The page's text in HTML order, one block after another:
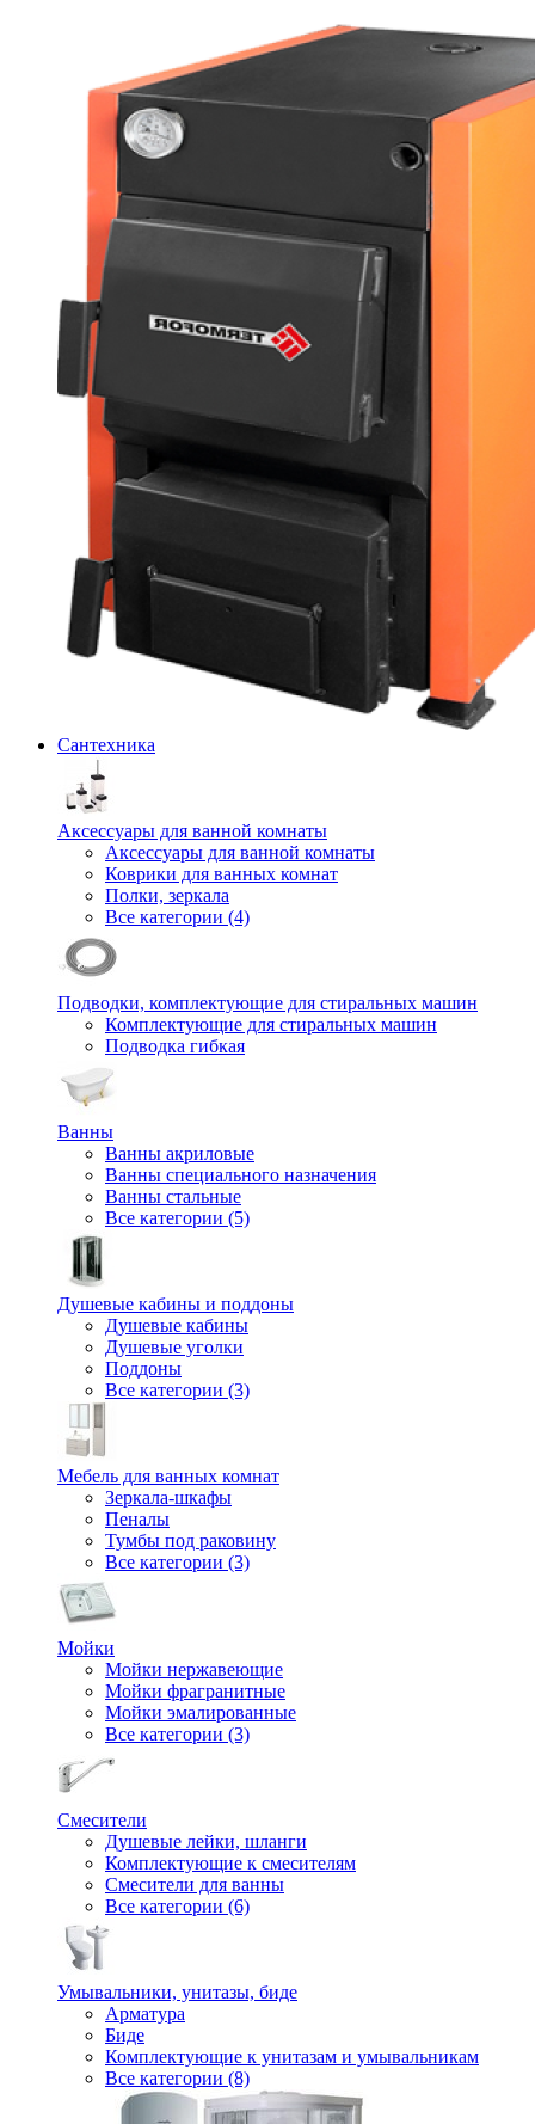
Сантехника
Аксессуары для ванной комнаты
Аксессуары для ванной комнаты
Коврики для ванных комнат
Полки, зеркала
Все категории (4)
Подводки, комплектующие для стиральных машин
Комплектующие для стиральных машин
Подводка гибкая
Ванны
Ванны акриловые
Ванны специального назначения
Ванны стальные
Все категории (5)
Душевые кабины и поддоны
Душевые кабины
Душевые уголки
Поддоны
Все категории (3)
Мебель для ванных комнат
Зеркала-шкафы
Пеналы
Тумбы под раковину
Все категории (3)
Мойки
Мойки нержавеющие
Мойки фрагранитные
Мойки эмалированные
Все категории (3)
Смесители
Душевые лейки, шланги
Комплектующие к смесителям
Смесители для ванны
Все категории (6)
Умывальники, унитазы, биде
Арматура
Биде
Комплектующие к унитазам и умывальникам
Все категории (8)